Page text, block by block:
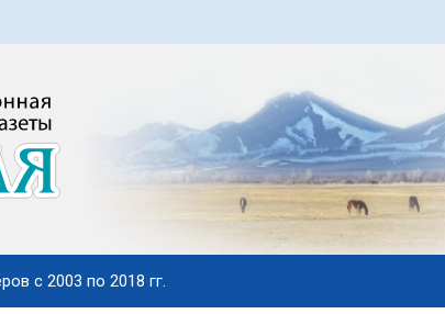
с 2003 по 2018 гг.